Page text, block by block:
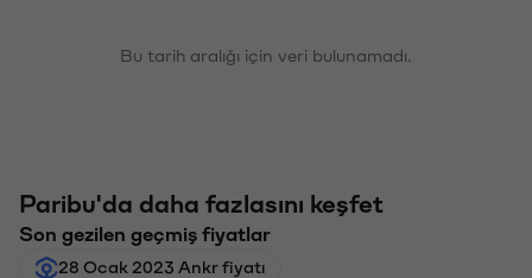
Bu tarih aralığı için veri bulunamadı.
Paribu'da daha fazlasını keşfet
Son gezilen geçmiş fiyatlar
28 Ocak 2023 Ankr fiyatı